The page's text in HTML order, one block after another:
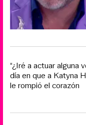
“¿Iré a actuar alguna
día en que a Katyna
le rompió el corazón